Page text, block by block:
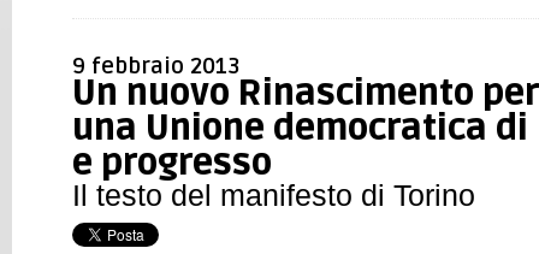
9 febbraio 2013
Un nuovo Rinascimento
una Unione democratica
e progresso
Il testo del manifesto di Torino